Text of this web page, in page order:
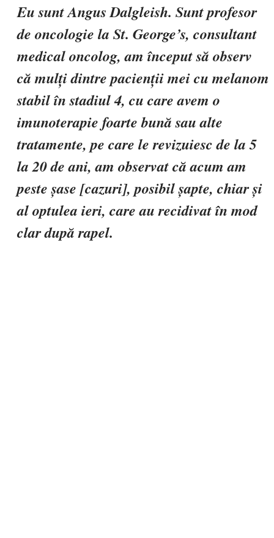
Eu sunt Angus Dalgleish. Sunt profesor
de oncologie la St. George’s, consultant
medical oncolog, am început să observ
că mulți dintre pacienții mei cu melanom
stabil în stadiul 4, cu care avem o
imunoterapie foarte bună sau alte
tratamente, pe care le revizuiesc de la 5
la 20 de ani, am observat că acum am
peste șase [cazuri], posibil șapte, chiar și
al optulea ieri, care au recidivat în mod
clar după rapel.